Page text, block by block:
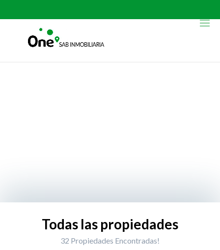
Todas las propiedades
32 Propiedades Encontradas!